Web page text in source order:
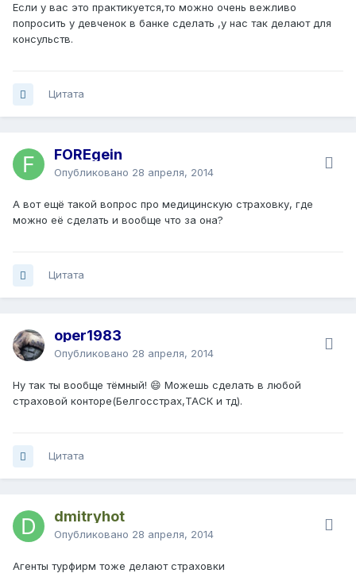
Если у вас это практикуется,то можно очень вежливо
попросить у девченок в банке сделать ,у нас так делают для
консульств.
Цитата
FOREgein
Опубликовано 28 апреля, 2014
А вот ещё такой вопрос про медицинскую страховку, где
можно её сделать и вообще что за она?
Цитата
oper1983
Опубликовано 28 апреля, 2014
Ну так ты вообще тёмный! 😄 Можешь сделать в любой
страховой конторе(Белгосстрах,ТАСК и тд).
Цитата
dmitryhot
Опубликовано 28 апреля, 2014
Агенты турфирм тоже делают страховки